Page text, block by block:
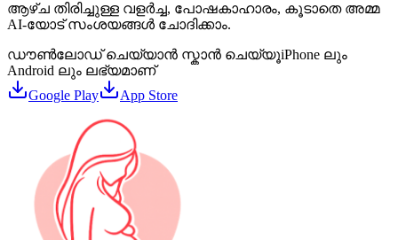
ആഴ്ച തിരിച്ചുള്ള വളർച്ച, പോഷകാഹാരം, കൂടാതെ അമ്മ
AI-യോട് സംശയങ്ങൾ ചോദിക്കാം.
ഡൗൺലോഡ് ചെയ്യാൻ സ്കാൻ ചെയ്യൂiPhone ലും
Android ലും ലഭ്യമാണ്
Google Play
App Store